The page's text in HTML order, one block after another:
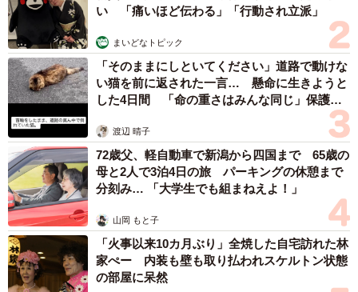
確認しておきましょう！
「月給（基本給・社員一律に毎月定額で支払われる手当）÷
月平均所定労働時間」
上記のAさんの場合、1日6時間勤務、年間休日120日のため
月平均所定労働時間は122.5時間となり、15万円÷122.5時間
＝1224円が時給ということになります。
令和7年度の東京都最低賃金は1226円のため、わずかでは
ありますが、最低賃金を下回っていたということになりま
す。
い 「痛いほど伝わる」「行動され立派」
まいどなトピック
「そのままにしといてください」道路で動けな
い猫を前に返された一言… 懸命に生きようと
した4日間 「命の重さはみんな同じ」保護団
渡辺 晴子
72歳父、軽自動車で新潟から四国まで 65歳の
母と2人で3泊4日の旅 パーキングの休憩まで
分刻み… 「大学生でも組まねえよ！」
山岡 もと子
「火事以来10カ月ぶり」全焼した自宅訪れた林
家ぺー 内装も壁も取り払われスケルトン状態
の部屋に呆然